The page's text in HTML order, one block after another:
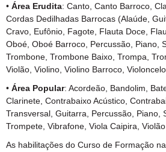
• Área Erudita: Canto, Canto Barroco,
Cordas Dedilhadas Barrocas (Alaúde,
Cravo, Eufônio, Fagote, Flauta Doce,
Oboé, Oboé Barroco, Percussão, Piano,
Trombone, Trombone Baixo, Trompa,
Violão, Violino, Violino Barroco,
• Área Popular: Acordeão, Bandolim,
Clarinete, Contrabaixo Acústico,
Transversal, Guitarra, Percussão, Piano,
Trompete, Vibrafone, Viola Caipira,
As habilitações do Curso de Formação